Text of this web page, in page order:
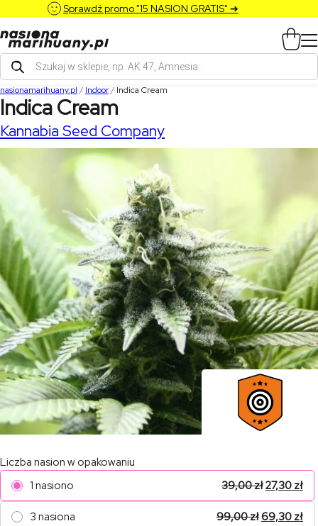
Sprawdź promo "15 NASION GRATIS" ➔
Wyszukiwarka
produktów
nasionamarihuany.pl / Indoor/ Indica Cream
Indica Cream
Kannabia Seed Company
Liczba nasion w opakowaniu
1 nasiono
39,00zł27,30 zł
3 nasiona 99,00zł69,30 zł